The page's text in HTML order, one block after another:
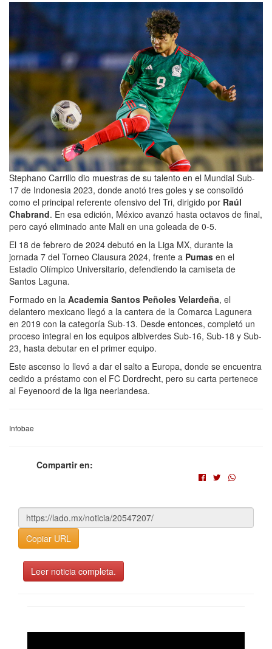
Stephano Carrillo dio muestras de su talento en el Mundial Sub-
17 de Indonesia 2023, donde anotó tres goles y se consolidó
como el principal referente ofensivo del Tri, dirigido por Raúl
Chabrand. En esa edición, México avanzó hasta octavos de final,
pero cayó eliminado ante Mali en una goleada de 0-5.
El 18 de febrero de 2024 debutó en la Liga MX, durante la
jornada 7 del Torneo Clausura 2024, frente a Pumas en el
Estadio Olímpico Universitario, defendiendo la camiseta de
Santos Laguna.
Formado en la Academia Santos Peñoles Velardeña, el
delantero mexicano llegó a la cantera de la Comarca Lagunera
en 2019 con la categoría Sub-13. Desde entonces, completó un
proceso integral en los equipos albiverdes Sub-16, Sub-18 y Sub-
23, hasta debutar en el primer equipo.
Este ascenso lo llevó a dar el salto a Europa, donde se encuentra
cedido a préstamo con el FC Dordrecht, pero su carta pertenece
al Feyenoord de la liga neerlandesa.
Infobae
Compartir en:
Copiar URL
Leer noticia completa.